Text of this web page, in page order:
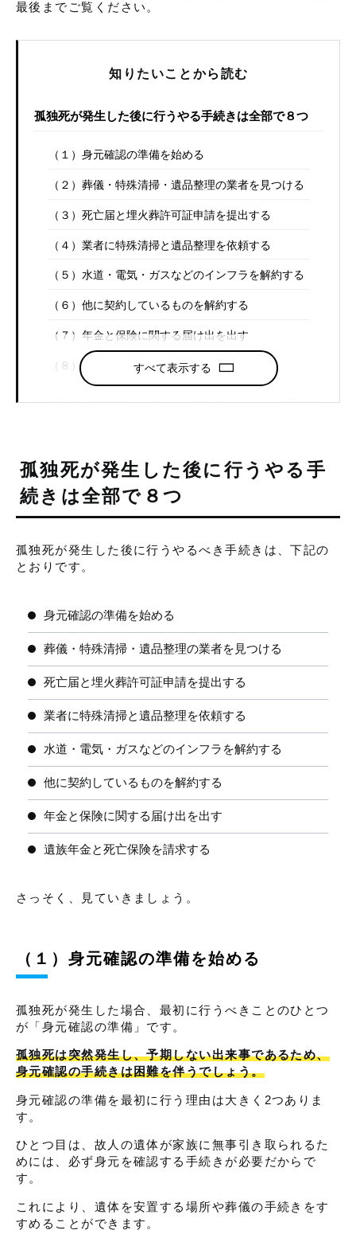
最後までご覧ください。
知りたいことから読む
孤独死が発生した後に行うやる手続きは全部で８つ
（１）身元確認の準備を始める
（２）葬儀・特殊清掃・遺品整理の業者を見つける
（３）死亡届と埋火葬許可証申請を提出する
（４）業者に特殊清掃と遺品整理を依頼する
（５）水道・電気・ガスなどのインフラを解約する
（６）他に契約しているものを解約する
（７）年金と保険に関する届け出を出す
（８）遺族年金と死亡保険を請求する
孤独死後の相続でやらなければいけない３つの手続き
（２）マイナスの財産を調べる
（３）相続人を確定させる
相続人がやる２つの手続き
（２）遺産分割協議書を作る
相続放棄をする人が必ず抑えておくべきポイント
ポイント１．いかなる手続きにも関わってはいけな
ポイント２．相続放棄の期限は死亡連絡を受けた日
から３ヶ月以内である
ポイント３．相続放棄をしても生命保険を受け取れ
る特例がある
家族の孤独死を防ぐには？
方法２．国や地方自治体のサービスを利用する
孤独死現場の掃除はブルークリーンに相談してみまし
まとめ
すべて表示する
孤独死が発生した後に行うやる手
続きは全部で８つ
孤独死が発生した後に行うやるべき手続きは、下記の
とおりです。
身元確認の準備を始める
葬儀・特殊清掃・遺品整理の業者を見つける
死亡届と埋火葬許可証申請を提出する
業者に特殊清掃と遺品整理を依頼する
水道・電気・ガスなどのインフラを解約する
他に契約しているものを解約する
年金と保険に関する届け出を出す
遺族年金と死亡保険を請求する
さっそく、見ていきましょう。
（１）身元確認の準備を始める
孤独死が発生した場合、最初に行うべきことのひとつ
が「身元確認の準備」です。
孤独死は突然発生し、予期しない出来事であるため、
身元確認の手続きは困難を伴うでしょう。
身元確認の準備を最初に行う理由は大きく2つありま
す。
ひとつ目は、故人の遺体が家族に無事引き取られるた
めには、必ず身元を確認する手続きが必要だからで
す。
これにより、遺体を安置する場所や葬儀の手続きをす
すめることができます。